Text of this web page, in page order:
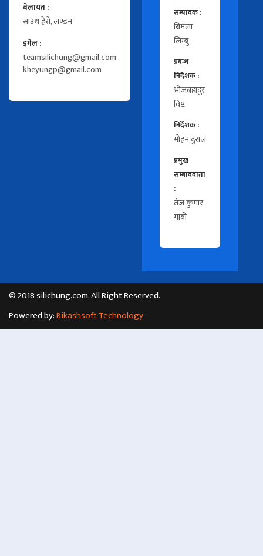
बेलायत :
साउथ हेरो, लण्डन
इमेल :
teamsilichung@gmail.com
kheyungp@gmail.com
सम्पादक :
बिमला
लिम्बु
प्रबन्ध
निर्देशक :
भोजबहादुर
विष्ट
निर्देशक :
मोहन दुराल
प्रमुख
सम्बाददाता
:
तेज कुमार
माबो
© 2018 silichung.com. All Right Reserved.
Powered by:Bikashsoft Technology